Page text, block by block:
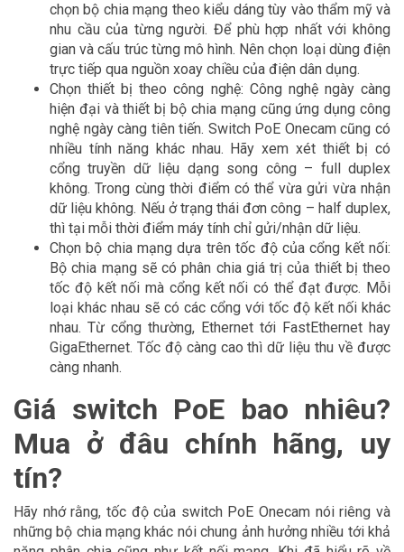
chọn bộ chia mạng theo kiểu dáng tùy vào thẩm mỹ và
nhu cầu của từng người. Để phù hợp nhất với không
gian và cấu trúc từng mô hình. Nên chọn loại dùng điện
trực tiếp qua nguồn xoay chiều của điện dân dụng.
Chọn thiết bị theo công nghệ: Công nghệ ngày càng
hiện đại và thiết bị bộ chia mạng cũng ứng dụng công
nghệ ngày càng tiên tiến. Switch PoE Onecam cũng có
nhiều tính năng khác nhau. Hãy xem xét thiết bị có
cổng truyền dữ liệu dạng song công – full duplex
không. Trong cùng thời điểm có thể vừa gửi vừa nhận
dữ liệu không. Nếu ở trạng thái đơn công – half duplex,
thì tại mỗi thời điểm máy tính chỉ gửi/nhận dữ liệu.
Chọn bộ chia mạng dựa trên tốc độ của cổng kết nối:
Bộ chia mạng sẽ có phân chia giá trị của thiết bị theo
tốc độ kết nối mà cổng kết nối có thể đạt được. Mỗi
loại khác nhau sẽ có các cổng với tốc độ kết nối khác
nhau. Từ cổng thường, Ethernet tới FastEthernet hay
GigaEthernet. Tốc độ càng cao thì dữ liệu thu về được
càng nhanh.
Giá switch PoE bao nhiêu?
Mua ở đâu chính hãng, uy
tín?
Hãy nhớ rằng, tốc độ của switch PoE Onecam nói riêng và
những bộ chia mạng khác nói chung ảnh hưởng nhiều tới khả